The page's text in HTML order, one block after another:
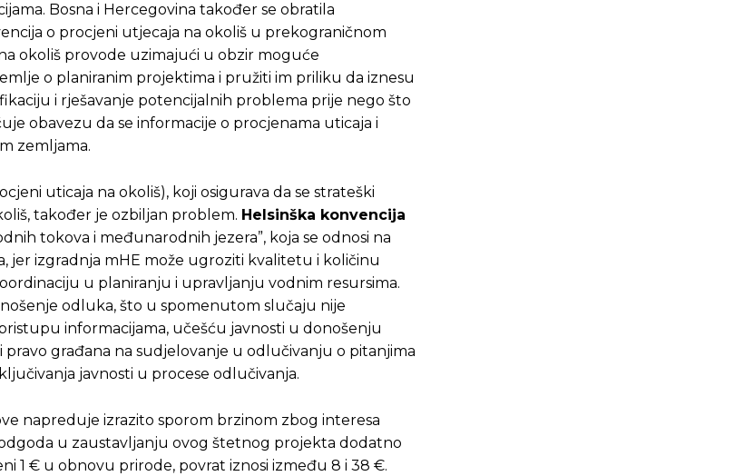
Bosna i Hercegovina također se obratila
o procjeni utjecaja na okoliš u prekograničnom
okoliš provode uzimajući u obzir moguće
o planiranim projektima i pružiti im priliku da iznesu
i rješavanje potencijalnih problema prije nego što
obavezu da se informacije o procjenama uticaja i
zemljama.
uticaja na okoliš), koji osigurava da se strateški
također je ozbiljan problem. Helsinška konvencija
tokova i međunarodnih jezera”, koja se odnosi na
jer izgradnja mHE može ugroziti kvalitetu i količinu
u planiranju i upravljanju vodnim resursima.
odluka, što u spomenutom slučaju nije
informacijama, učešću javnosti u donošenju
građana na sudjelovanje u odlučivanju o pitanjima
javnosti u procese odlučivanja.
napreduje izrazito sporom brzinom zbog interesa
u zaustavljanju ovog štetnog projekta dodatno
1 € u obnovu prirode, povrat iznosi između 8 i 38 €.